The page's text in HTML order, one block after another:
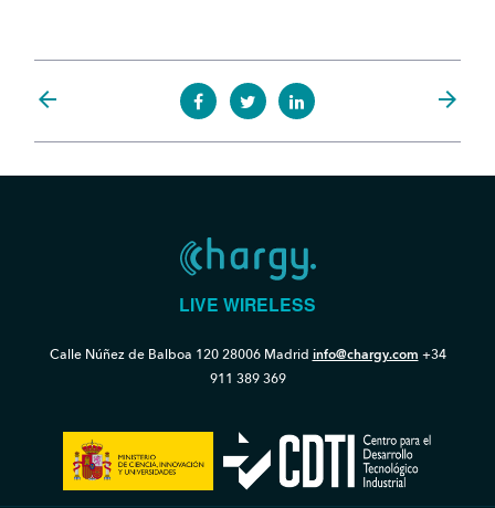
arrow_back arrow_forward
LIVE WIRELESS
Calle Núñez de Balboa 12028006 Madrid info@chargy.com +34
911 389 369